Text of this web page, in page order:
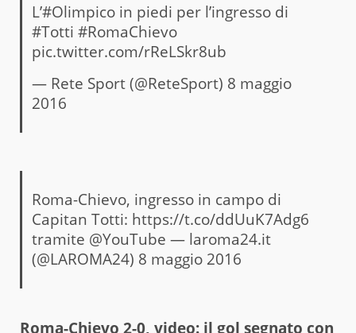
L’#Olimpicoin piedi per l’ingresso di
#Totti #RomaChievo
pic.twitter.com/rReLSkr8ub
— Rete Sport (@ReteSport) 8 maggio
2016
Roma-Chievo, ingresso in campo di
Capitan Totti: https://t.co/ddUuK7Adg6
tramite @YouTube — laroma24.it
(@LAROMA24) 8 maggio 2016
Roma-Chievo 2-0, video: il gol segnato con